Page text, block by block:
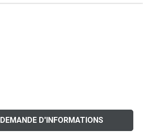
DEMANDE D'INFORMATIONS